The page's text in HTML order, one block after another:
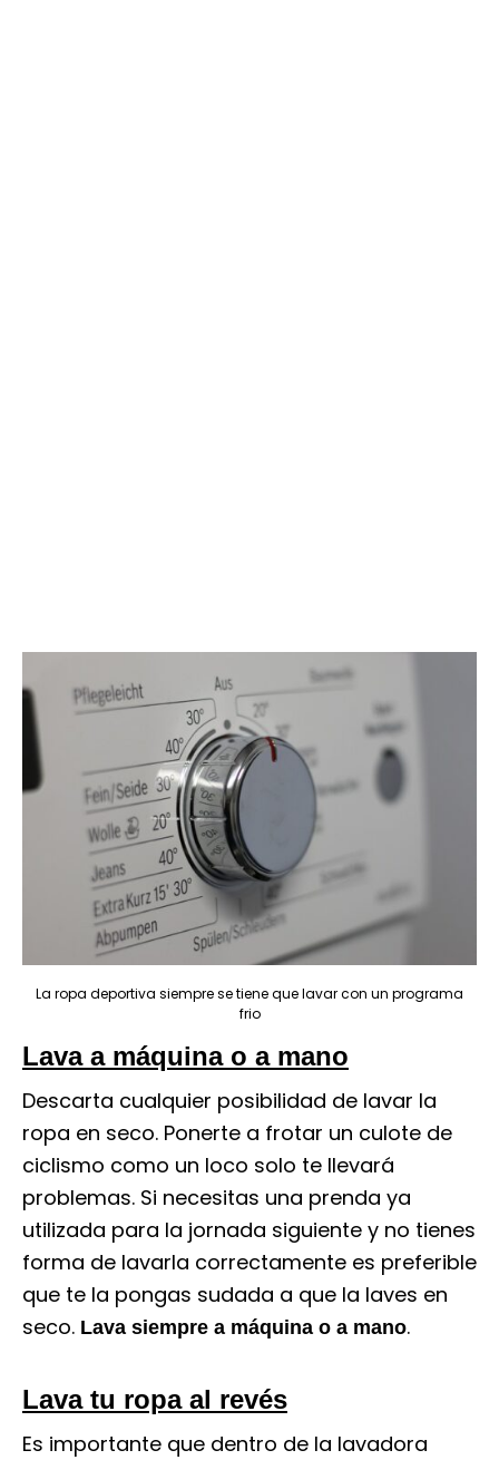
La ropa deportiva siempre se tiene que lavar con un programa
frio
Lava a máquina o a mano
Descarta cualquier posibilidad de lavar la
ropa en seco. Ponerte a frotar un culote de
ciclismo como un loco solo te llevará
problemas. Si necesitas una prenda ya
utilizada para la jornada siguiente y no tienes
forma de lavarla correctamente es preferible
que te la pongas sudada a que la laves en
seco. Lava siempre a máquina o a mano.
Lava tu ropa al revés
Es importante que dentro de la lavadora